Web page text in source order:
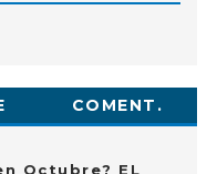
COMENT.
Octubre? EL